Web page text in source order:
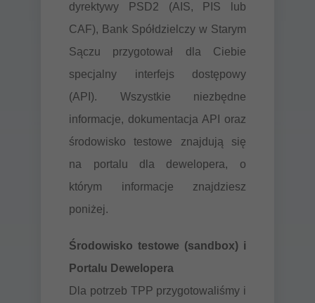
dyrektywy PSD2 (AIS, PIS lub
CAF), Bank Spółdzielczy w Starym
Sączu przygotował dla Ciebie
specjalny interfejs dostępowy
(API). Wszystkie niezbędne
informacje, dokumentacja API oraz
środowisko testowe znajdują się
na portalu dla dewelopera, o
którym informacje znajdziesz
poniżej.
Środowisko testowe (sandbox) i
Portalu Dewelopera
Dla potrzeb TPP przygotowaliśmy i